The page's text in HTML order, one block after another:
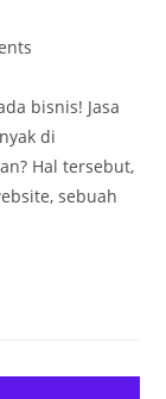
bisnis! Jasa
di
Hal tersebut,
sebuah